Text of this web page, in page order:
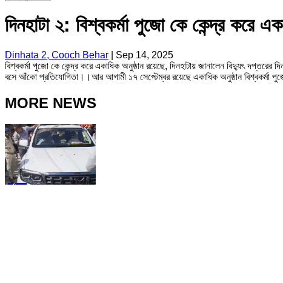
দিনহাটা ২: বিশ্বকর্মা পুজো কে কেন্দ্র করে
Dinhata 2, Cooch Behar
Sep 14, 2025
বিশ্বকর্মা পুজো কে কেন্দ্র করে একাধিক অনুষ্ঠান রয়েছে, দিনহাটায় জানালেন বিদ্যুৎ দপ্তরের
বসে আঁকো প্রতিযোগিতা।।আর আগামী ১৭ সেপ্টেম্বর রয়েছে একাধিক অনুষ্ঠান বিশ্বকর্মা
MORE NEWS